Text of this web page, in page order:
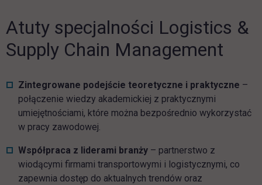
Atuty specjalności Logistics &
Supply Chain Management
Zintegrowane podejście teoretyczne i praktyczne –
połączenie wiedzy akademickiej z praktycznymi
umiejętnościami, które można bezpośrednio wykorzystać
w pracy zawodowej.
Współpraca z liderami branży – partnerstwo z
wiodącymi firmami transportowymi i logistycznymi, co
zapewnia dostęp do aktualnych trendów oraz